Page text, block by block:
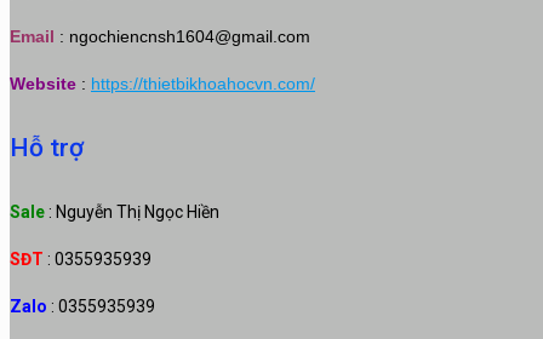
Email : ngochiencnsh1604@gmail.com
Website : https://thietbikhoahocvn.com/
Hỗ trợ
Sale : Nguyễn Thị Ngọc Hiền
SĐT : 0355935939
Zalo : 0355935939